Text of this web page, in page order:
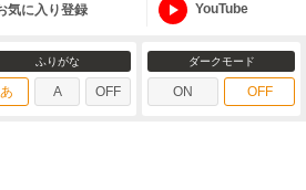
気に入り登録 YouTube
ふりがな
あ A OFF
ダークモード
ON OFF